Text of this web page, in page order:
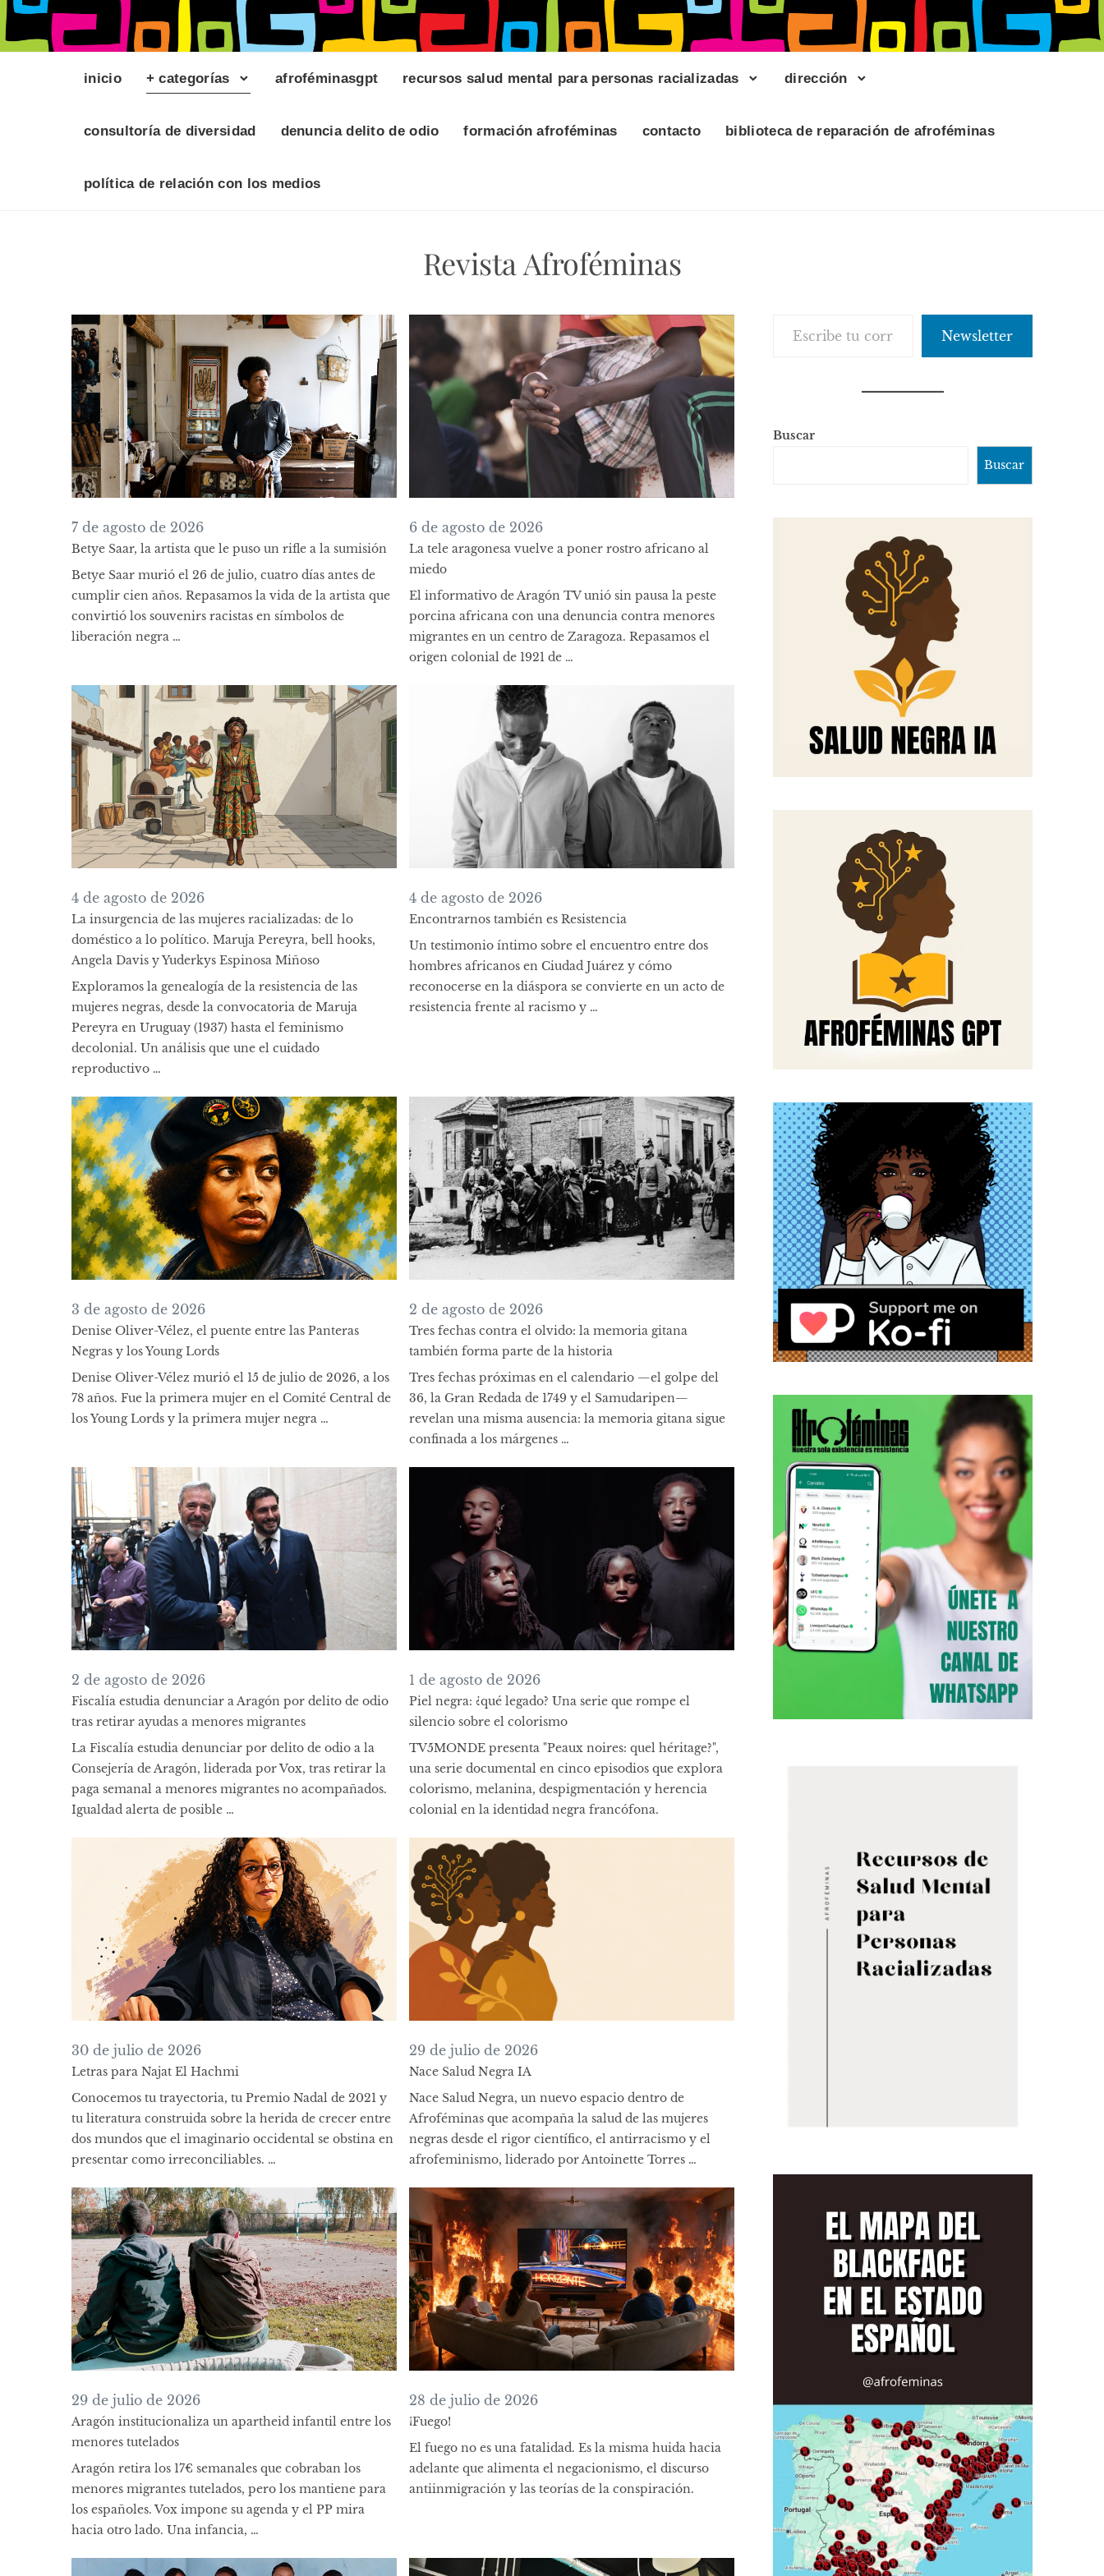
inicio + categorías afroféminasgpt recursos salud mental para personas racializadas dirección
consultoría de diversidad denuncia delito de odio formación afroféminas contacto biblioteca de reparación de afroféminas
política de relación con los medios
Revista Afroféminas
7 de agosto de 2026
Betye Saar, la artista que le puso un rifle a la sumisión
Betye Saar murió el 26 de julio, cuatro días antes de
cumplir cien años. Repasamos la vida de la artista que
convirtió los souvenirs racistas en símbolos de
liberación negra …
6 de agosto de 2026
La tele aragonesa vuelve a poner rostro africano al
miedo
El informativo de Aragón TV unió sin pausa la peste
porcina africana con una denuncia contra menores
migrantes en un centro de Zaragoza. Repasamos el
origen colonial de 1921 de …
4 de agosto de 2026
La insurgencia de las mujeres racializadas: de lo
doméstico a lo político. Maruja Pereyra, bell hooks,
Angela Davis y Yuderkys Espinosa Miñoso
Exploramos la genealogía de la resistencia de las
mujeres negras, desde la convocatoria de Maruja
Pereyra en Uruguay (1937) hasta el feminismo
decolonial. Un análisis que une el cuidado
reproductivo …
4 de agosto de 2026
Encontrarnos también es Resistencia
Un testimonio íntimo sobre el encuentro entre dos
hombres africanos en Ciudad Juárez y cómo
reconocerse en la diáspora se convierte en un acto de
resistencia frente al racismo y …
3 de agosto de 2026
Denise Oliver-Vélez, el puente entre las Panteras
Negras y los Young Lords
Denise Oliver-Vélez murió el 15 de julio de 2026, a los
78 años. Fue la primera mujer en el Comité Central de
los Young Lords y la primera mujer negra …
2 de agosto de 2026
Tres fechas contra el olvido: la memoria gitana
también forma parte de la historia
Tres fechas próximas en el calendario —el golpe del
36, la Gran Redada de 1749 y el Samudaripen—
revelan una misma ausencia: la memoria gitana sigue
confinada a los márgenes …
2 de agosto de 2026
Fiscalía estudia denunciar a Aragón por delito de odio
tras retirar ayudas a menores migrantes
La Fiscalía estudia denunciar por delito de odio a la
Consejería de Aragón, liderada por Vox, tras retirar la
paga semanal a menores migrantes no acompañados.
Igualdad alerta de posible …
1 de agosto de 2026
Piel negra: ¿qué legado? Una serie que rompe el
silencio sobre el colorismo
TV5MONDE presenta "Peaux noires: quel héritage?",
una serie documental en cinco episodios que explora
colorismo, melanina, despigmentación y herencia
colonial en la identidad negra francófona.
30 de julio de 2026
Letras para Najat El Hachmi
Conocemos tu trayectoria, tu Premio Nadal de 2021 y
tu literatura construida sobre la herida de crecer entre
dos mundos que el imaginario occidental se obstina en
presentar como irreconciliables. …
29 de julio de 2026
Nace Salud Negra IA
Nace Salud Negra, un nuevo espacio dentro de
Afroféminas que acompaña la salud de las mujeres
negras desde el rigor científico, el antirracismo y el
afrofeminismo, liderado por Antoinette Torres …
29 de julio de 2026
Aragón institucionaliza un apartheid infantil entre los
menores tutelados
Aragón retira los 17€ semanales que cobraban los
menores migrantes tutelados, pero los mantiene para
los españoles. Vox impone su agenda y el PP mira
hacia otro lado. Una infancia, …
28 de julio de 2026
¡Fuego!
El fuego no es una fatalidad. Es la misma huida hacia
adelante que alimenta el negacionismo, el discurso
antiinmigración y las teorías de la conspiración.
Newsletter
Buscar
Buscar